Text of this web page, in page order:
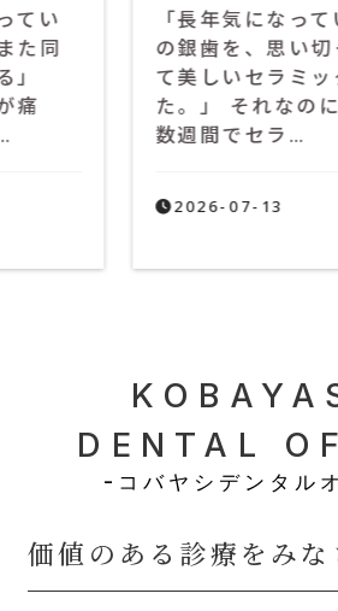
い
同
「長年気になってい
の銀歯を、思い切っ
て美しいセラミック
た。」 それなのに
数週間でセラ…
2026-07-13
DENTAL
-コバヤシデンタル
価値のある診療をみな